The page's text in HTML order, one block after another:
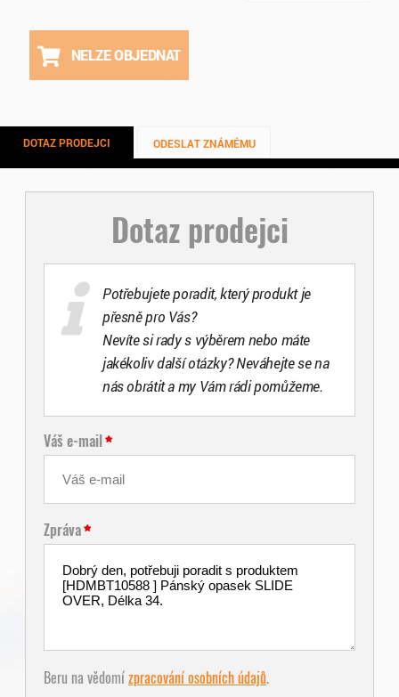
NELZE OBJEDNAT
DOTAZ PRODEJCI ODESLAT ZNÁMÉMU
Dotaz prodejci
Potřebujete poradit, který produkt je
přesně pro Vás?
Nevíte si rady s výběrem nebo máte
jakékoliv další otázky? Neváhejte se na
nás obrátit a my Vám rádi pomůžeme.
Váš e-mail
Zpráva
Beru na vědomízpracování osobních údajů.